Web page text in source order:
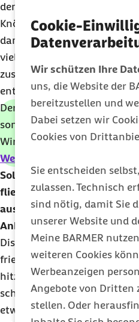
Cookie-
Wir schützen Ihre
uns, die Website der
bereitzustellen und
Dabei setzen wir
Cookies von
Sie entscheiden
zulassen. Technisch
sind nötig, damit Sie
unserer Website und
Meine BARMER
weiteren Cookies
Werbeanzeigen
Angebote von Dritten
stellen. Oder
denen es einfach mehrere
Knödel und Rotkohl auf dem
dann Gans und veganen
viel Arbeit für einen allein
zusammen. Das kann Spaß
entsteht eine neue Tradition
Der Festschmaus soll nicht
sondern auch noch gesund
Wir haben Tipps für das
Weihnachtsessen
Sollten Streitthemen, zum
fliegen undSUVfahren
ausgeklammert werden?
Anke Lingnau Carduck:Das
Diskutieren wir gerne und
friedlich
hitzigen Diskussion
schlecht? Hier darf jeder
etwas reden mag oder nicht.